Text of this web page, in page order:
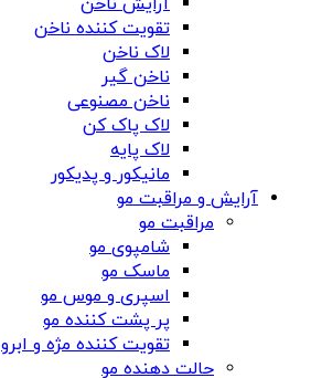
تقویت کننده ناخن
لاک ناخن
ناخن گیر
ناخن مصنوعی
لاک پاک کن
لاک پایه
مانیکور و پدیکور
آرایش و مراقبت مو
مراقبت مو
شامپوی مو
ماسک مو
اسپری و موس مو
پر پشت کننده مو
تقویت کننده مژه و ابرو
حالت دهنده مو